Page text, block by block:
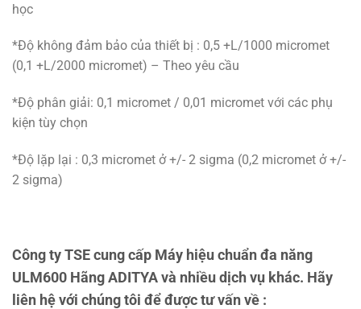
học
*Độ không đảm bảo của thiết bị : 0,5 +L/1000 micromet
(0,1 +L/2000 micromet) – Theo yêu cầu
*Độ phân giải: 0,1 micromet / 0,01 micromet với các phụ
kiện tùy chọn
*Độ lặp lại : 0,3 micromet ở +/- 2 sigma (0,2 micromet ở +/-
2 sigma)
Công ty TSE cung cấp Máy hiệu chuẩn đa năng
ULM600 Hãng ADITYA và nhiều dịch vụ khác. Hãy
liên hệ với chúng tôi để được tư vấn về :